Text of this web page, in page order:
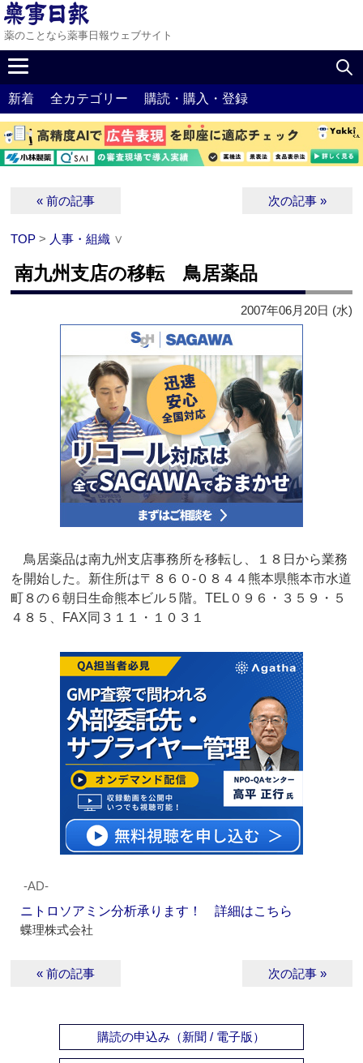
薬のことなら薬事日報ウェブサイト
新着 全カテゴリー 購読・購入・登録
« 前の記事 次の記事 »
TOP > 人事・組織 ∨
南九州支店の移転 鳥居薬品
2007年06月20日 (水)
鳥居薬品は南九州支店事務所を移転し、１８日から業務
を開始した。新住所は〒８６０‐０８４４熊本県熊本市水道
町８の６朝日生命熊本ビル５階。TEL０９６・３５９・５
４８５、FAX同３１１・１０３１
‐AD‐
ニトロソアミン分析承ります！ 詳細はこちら
蝶理株式会社
« 前の記事 次の記事 »
購読の申込み（新聞 / 電子版）